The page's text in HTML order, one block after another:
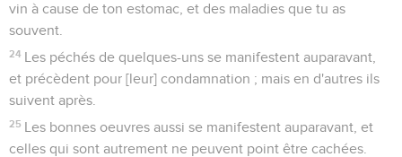
vin à cause de ton estomac, et des maladies que tu as
souvent.
24 Les péchés de quelques-uns se manifestent auparavant,
et précèdent pour [leur] condamnation ; mais en d'autres ils
suivent après.
25 Les bonnes oeuvres aussi se manifestent auparavant, et
celles qui sont autrement ne peuvent point être cachées.